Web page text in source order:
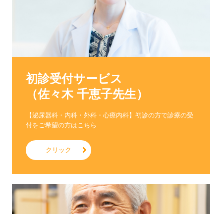
初診受付サービス
（佐々木 千恵子先生）
【泌尿器科・内科・外科・心療内科】初診の方で診療の受
付をご希望の方はこちら
クリック